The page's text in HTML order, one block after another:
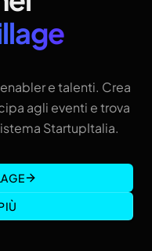
e talenti. Crea
agli eventi e trova
StartupItalia.